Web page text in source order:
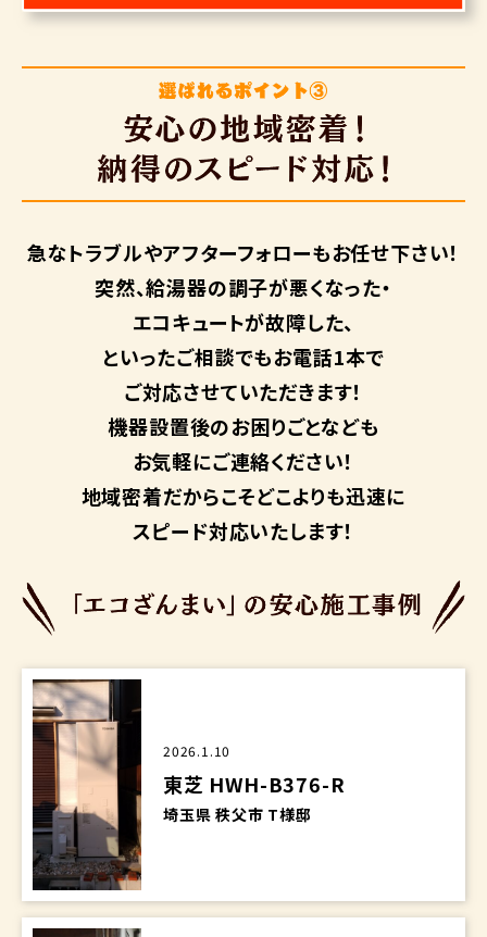
急なトラブルやアフターフォローもお任せ下さい！
突然、給湯器の調子が悪くなった・
エコキュートが故障した、
といったご相談でもお電話1本で
ご対応させていただきます！
機器設置後のお困りごとなども
お気軽にご連絡ください！
地域密着だからこそどこよりも迅速に
スピード対応いたします！
2026.1.10
東芝 HWH-B376-R
埼玉県 秩父市 T様邸